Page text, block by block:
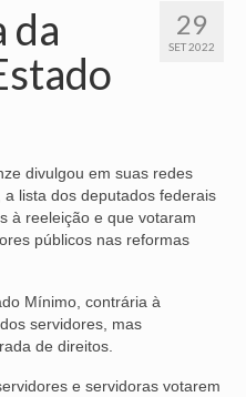
29
SET 2022
da
divulgou em suas redes
, a lista dos deputados federais
à reeleição e que votaram
públicos nas reformas
Mínimo, contrária à
servidores, mas
de direitos.
e servidoras votarem